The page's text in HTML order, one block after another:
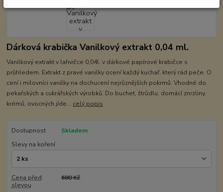
Dárková krabička Vanilkový extrakt 0,04 ml.
Vanilkový extrakt v lahvičce 0,04l. v dárkové papírové krabičce s
průhledem. Extrakt z pravé vanilky ocení každý kuchař, který rád peče. O
cení i milovníci vanilky na dochucení nejrůznějších pokrmů. Vhodné do
pekařských a cukrářských výrobků. Do buchet, štrůdlu, domácí znrzliny,
krémů, ovocných jíde... celý popis
Dostupnost
Skladem
Slevy na koření
Cena před
slevou
680 Kč